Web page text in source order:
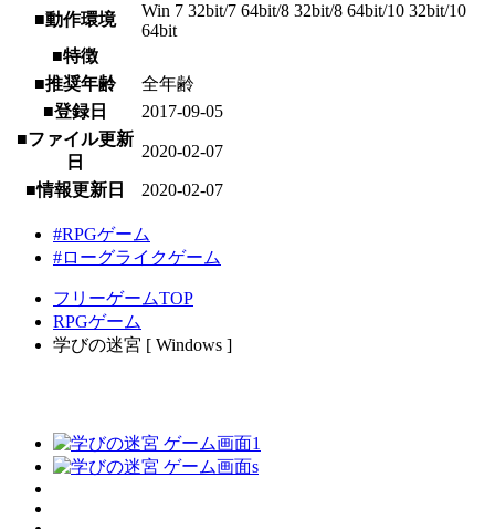
■動作環境
Win 7 32bit/7 64bit/8 32bit/8 64bit/10 32bit/10
64bit
■特徴
■推奨年齢
全年齢
■登録日
2017-09-05
■ファイル更新
日
2020-02-07
■情報更新日 2020-02-07
#RPGゲーム
#ローグライクゲーム
フリーゲームTOP
RPGゲーム
学びの迷宮 [ Windows ]